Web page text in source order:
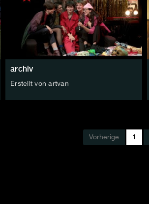
archiv
Erstellt von artvan
Vorherige 1